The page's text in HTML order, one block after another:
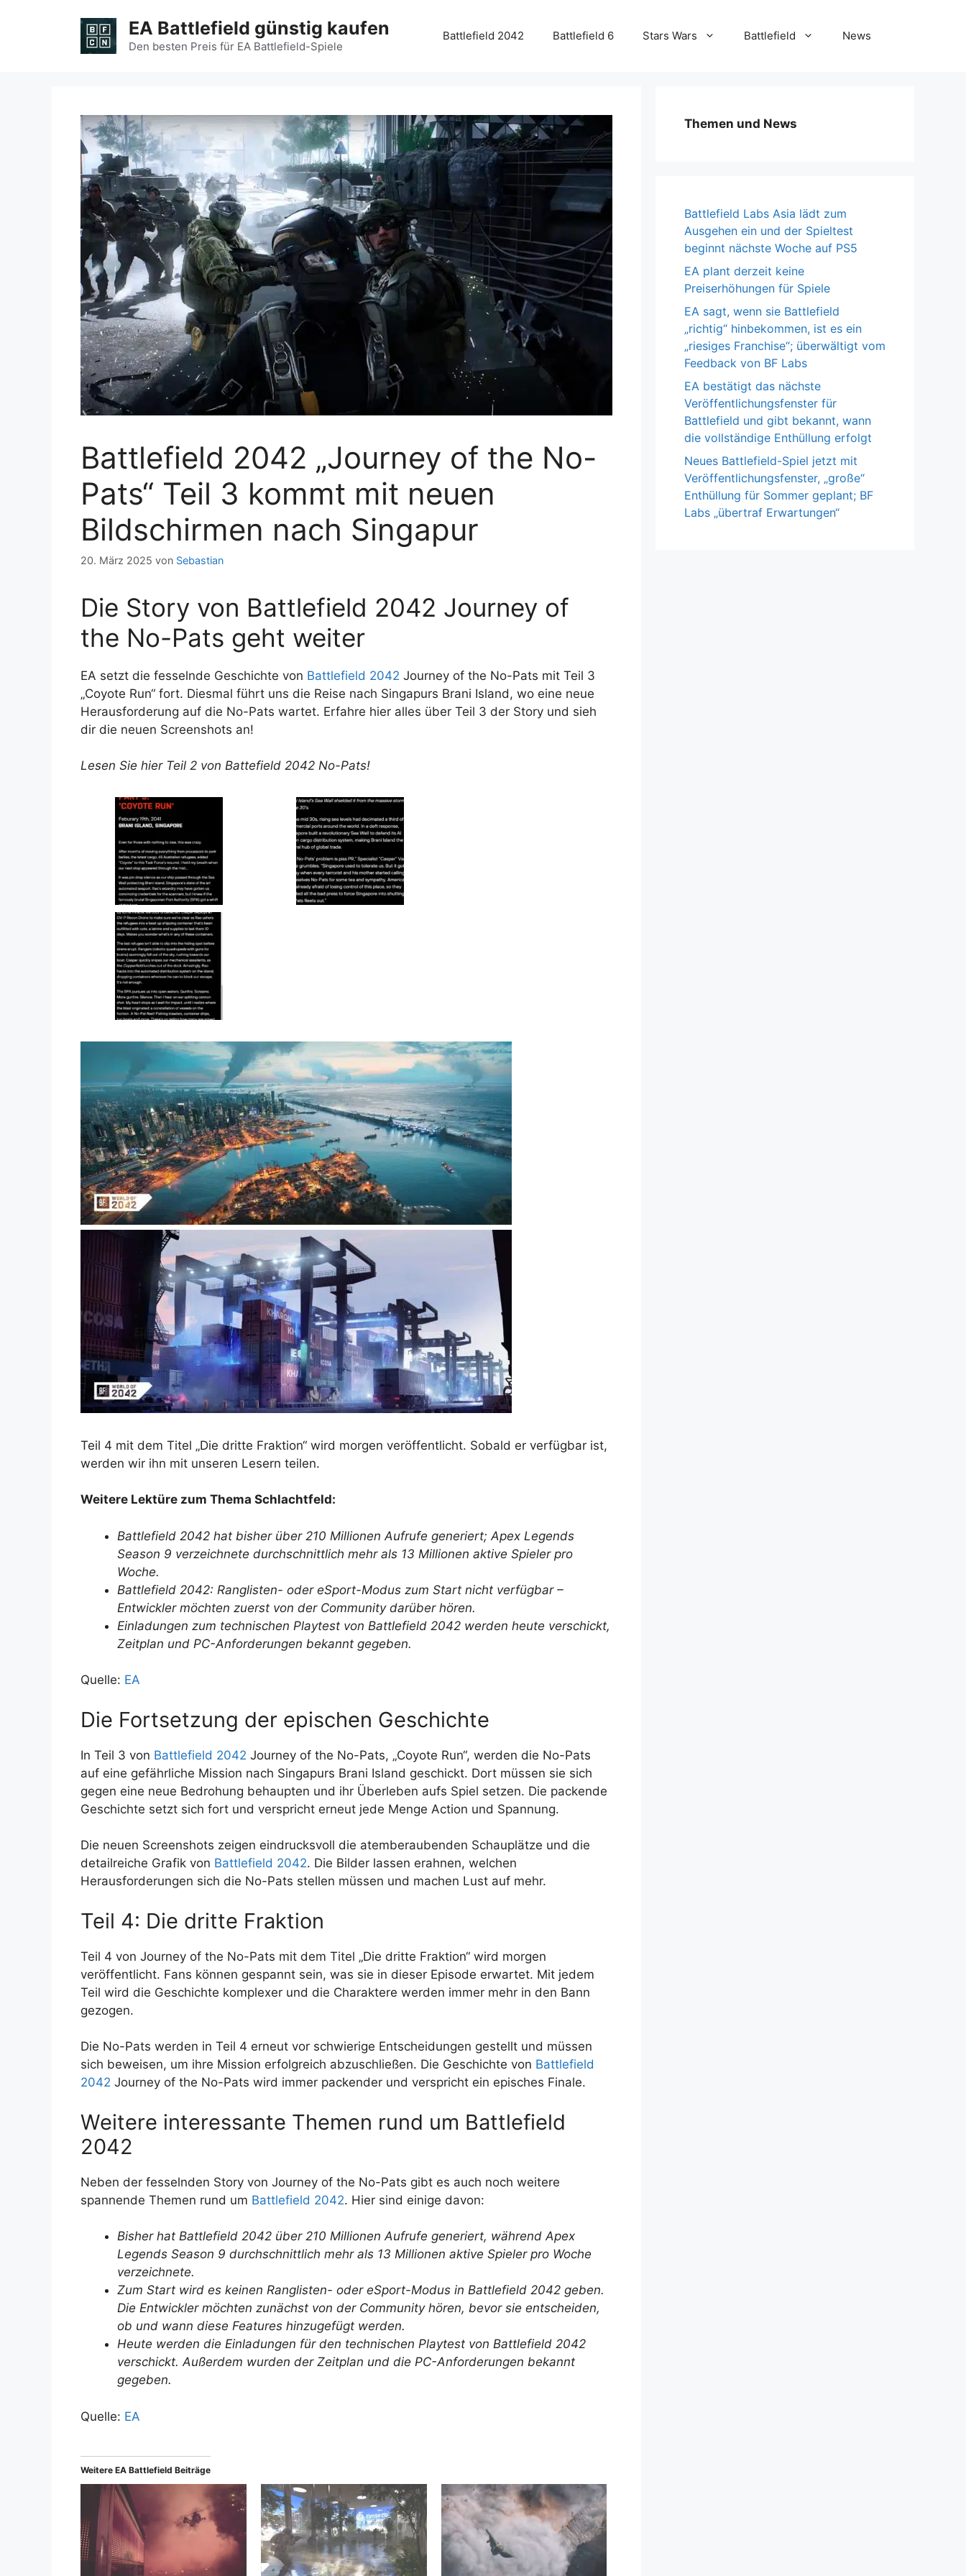
EA Battlefield günstig kaufen
Den besten Preis für EA Battlefield-Spiele
Battlefield 2042 Battlefield 6 Stars Wars Battlefield News
Battlefield 2042 „Journey of the No-
Pats“ Teil 3 kommt mit neuen
Bildschirmen nach Singapur
20. März 2025 von Sebastian
Die Story von Battlefield 2042 Journey of
the No-Pats geht weiter
EA setzt die fesselnde Geschichte von Battlefield 2042 Journey of the No-Pats mit Teil 3
„Coyote Run“ fort. Diesmal führt uns die Reise nach Singapurs Brani Island, wo eine neue
Herausforderung auf die No-Pats wartet. Erfahre hier alles über Teil 3 der Story und sieh
dir die neuen Screenshots an!
Lesen Sie hier Teil 2 von Battefield 2042 No-Pats!
Teil 4 mit dem Titel „Die dritte Fraktion“ wird morgen veröffentlicht. Sobald er verfügbar ist,
werden wir ihn mit unseren Lesern teilen.
Weitere Lektüre zum Thema Schlachtfeld:
Battlefield 2042 hat bisher über 210 Millionen Aufrufe generiert; Apex Legends
Season 9 verzeichnete durchschnittlich mehr als 13 Millionen aktive Spieler pro
Woche.
Battlefield 2042: Ranglisten- oder eSport-Modus zum Start nicht verfügbar –
Entwickler möchten zuerst von der Community darüber hören.
Einladungen zum technischen Playtest von Battlefield 2042 werden heute verschickt,
Zeitplan und PC-Anforderungen bekannt gegeben.
Quelle: EA
Die Fortsetzung der epischen Geschichte
In Teil 3 von Battlefield 2042 Journey of the No-Pats, „Coyote Run“, werden die No-Pats
auf eine gefährliche Mission nach Singapurs Brani Island geschickt. Dort müssen sie sich
gegen eine neue Bedrohung behaupten und ihr Überleben aufs Spiel setzen. Die packende
Geschichte setzt sich fort und verspricht erneut jede Menge Action und Spannung.
Die neuen Screenshots zeigen eindrucksvoll die atemberaubenden Schauplätze und die
detailreiche Grafik von Battlefield 2042. Die Bilder lassen erahnen, welchen
Herausforderungen sich die No-Pats stellen müssen und machen Lust auf mehr.
Teil 4: Die dritte Fraktion
Teil 4 von Journey of the No-Pats mit dem Titel „Die dritte Fraktion“ wird morgen
veröffentlicht. Fans können gespannt sein, was sie in dieser Episode erwartet. Mit jedem
Teil wird die Geschichte komplexer und die Charaktere werden immer mehr in den Bann
gezogen.
Die No-Pats werden in Teil 4 erneut vor schwierige Entscheidungen gestellt und müssen
sich beweisen, um ihre Mission erfolgreich abzuschließen. Die Geschichte von Battlefield
2042 Journey of the No-Pats wird immer packender und verspricht ein episches Finale.
Weitere interessante Themen rund um Battlefield
2042
Neben der fesselnden Story von Journey of the No-Pats gibt es auch noch weitere
spannende Themen rund um Battlefield 2042. Hier sind einige davon:
Bisher hat Battlefield 2042 über 210 Millionen Aufrufe generiert, während Apex
Legends Season 9 durchschnittlich mehr als 13 Millionen aktive Spieler pro Woche
verzeichnete.
Zum Start wird es keinen Ranglisten- oder eSport-Modus in Battlefield 2042 geben.
Die Entwickler möchten zunächst von der Community hören, bevor sie entscheiden,
ob und wann diese Features hinzugefügt werden.
Heute werden die Einladungen für den technischen Playtest von Battlefield 2042
verschickt. Außerdem wurden der Zeitplan und die PC-Anforderungen bekannt
gegeben.
Quelle: EA
Weitere EA Battlefield Beiträge
Themen und News
Battlefield Labs Asia lädt zum
Ausgehen ein und der Spieltest
beginnt nächste Woche auf PS5
EA plant derzeit keine
Preiserhöhungen für Spiele
EA sagt, wenn sie Battlefield
„richtig“ hinbekommen, ist es ein
„riesiges Franchise“; überwältigt vom
Feedback von BF Labs
EA bestätigt das nächste
Veröffentlichungsfenster für
Battlefield und gibt bekannt, wann
die vollständige Enthüllung erfolgt
Neues Battlefield-Spiel jetzt mit
Veröffentlichungsfenster, „große“
Enthüllung für Sommer geplant; BF
Labs „übertraf Erwartungen“